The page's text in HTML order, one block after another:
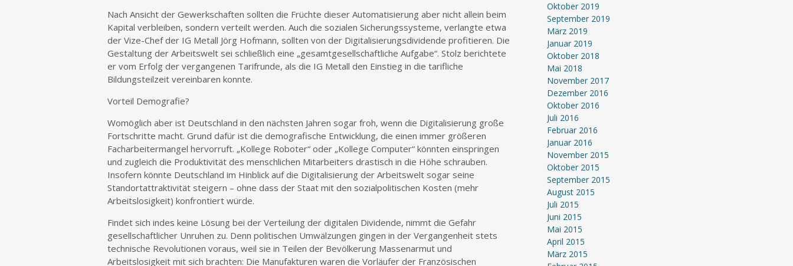
Nach Ansicht der Gewerkschaften sollten die Früchte dieser Automatisierung aber nicht allein beim
Kapital verbleiben, sondern verteilt werden. Auch die sozialen Sicherungssysteme, verlangte etwa
der Vize-Chef der IG Metall Jörg Hofmann, sollten von der Digitalisierungsdividende profitieren. Die
Gestaltung der Arbeitswelt sei schließlich eine „gesamtgesellschaftliche Aufgabe“. Stolz berichtete
er vom Erfolg der vergangenen Tarifrunde, als die IG Metall den Einstieg in die tarifliche
Bildungsteilzeit vereinbaren konnte.
Vorteil Demografie?
Womöglich aber ist Deutschland in den nächsten Jahren sogar froh, wenn die Digitalisierung große
Fortschritte macht. Grund dafür ist die demografische Entwicklung, die einen immer größeren
Facharbeitermangel hervorruft. „Kollege Roboter“ oder „Kollege Computer“ könnten einspringen
und zugleich die Produktivität des menschlichen Mitarbeiters drastisch in die Höhe schrauben.
Insofern könnte Deutschland im Hinblick auf die Digitalisierung der Arbeitswelt sogar seine
Standortattraktivität steigern – ohne dass der Staat mit den sozialpolitischen Kosten (mehr
Arbeitslosigkeit) konfrontiert würde.
Findet sich indes keine Lösung bei der Verteilung der digitalen Dividende, nimmt die Gefahr
gesellschaftlicher Unruhen zu. Denn politischen Umwälzungen gingen in der Vergangenheit stets
technische Revolutionen voraus, weil sie in Teilen der Bevölkerung Massenarmut und
Arbeitslosigkeit mit sich brachten: Die Manufakturen waren die Vorläufer der Französischen
Oktober 2019
September 2019
März 2019
Januar 2019
Oktober 2018
Mai 2018
November 2017
Dezember 2016
Oktober 2016
Juli 2016
Februar 2016
Januar 2016
November 2015
Oktober 2015
September 2015
August 2015
Juli 2015
Juni 2015
Mai 2015
April 2015
März 2015